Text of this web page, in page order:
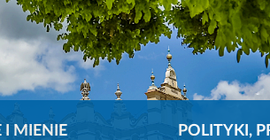
I MIENIE POLITYKI,